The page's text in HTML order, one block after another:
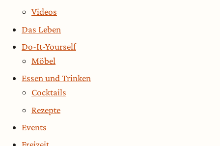
Videos
Das Leben
Do-It-Yourself
Möbel
Essen und Trinken
Cocktails
Rezepte
Events